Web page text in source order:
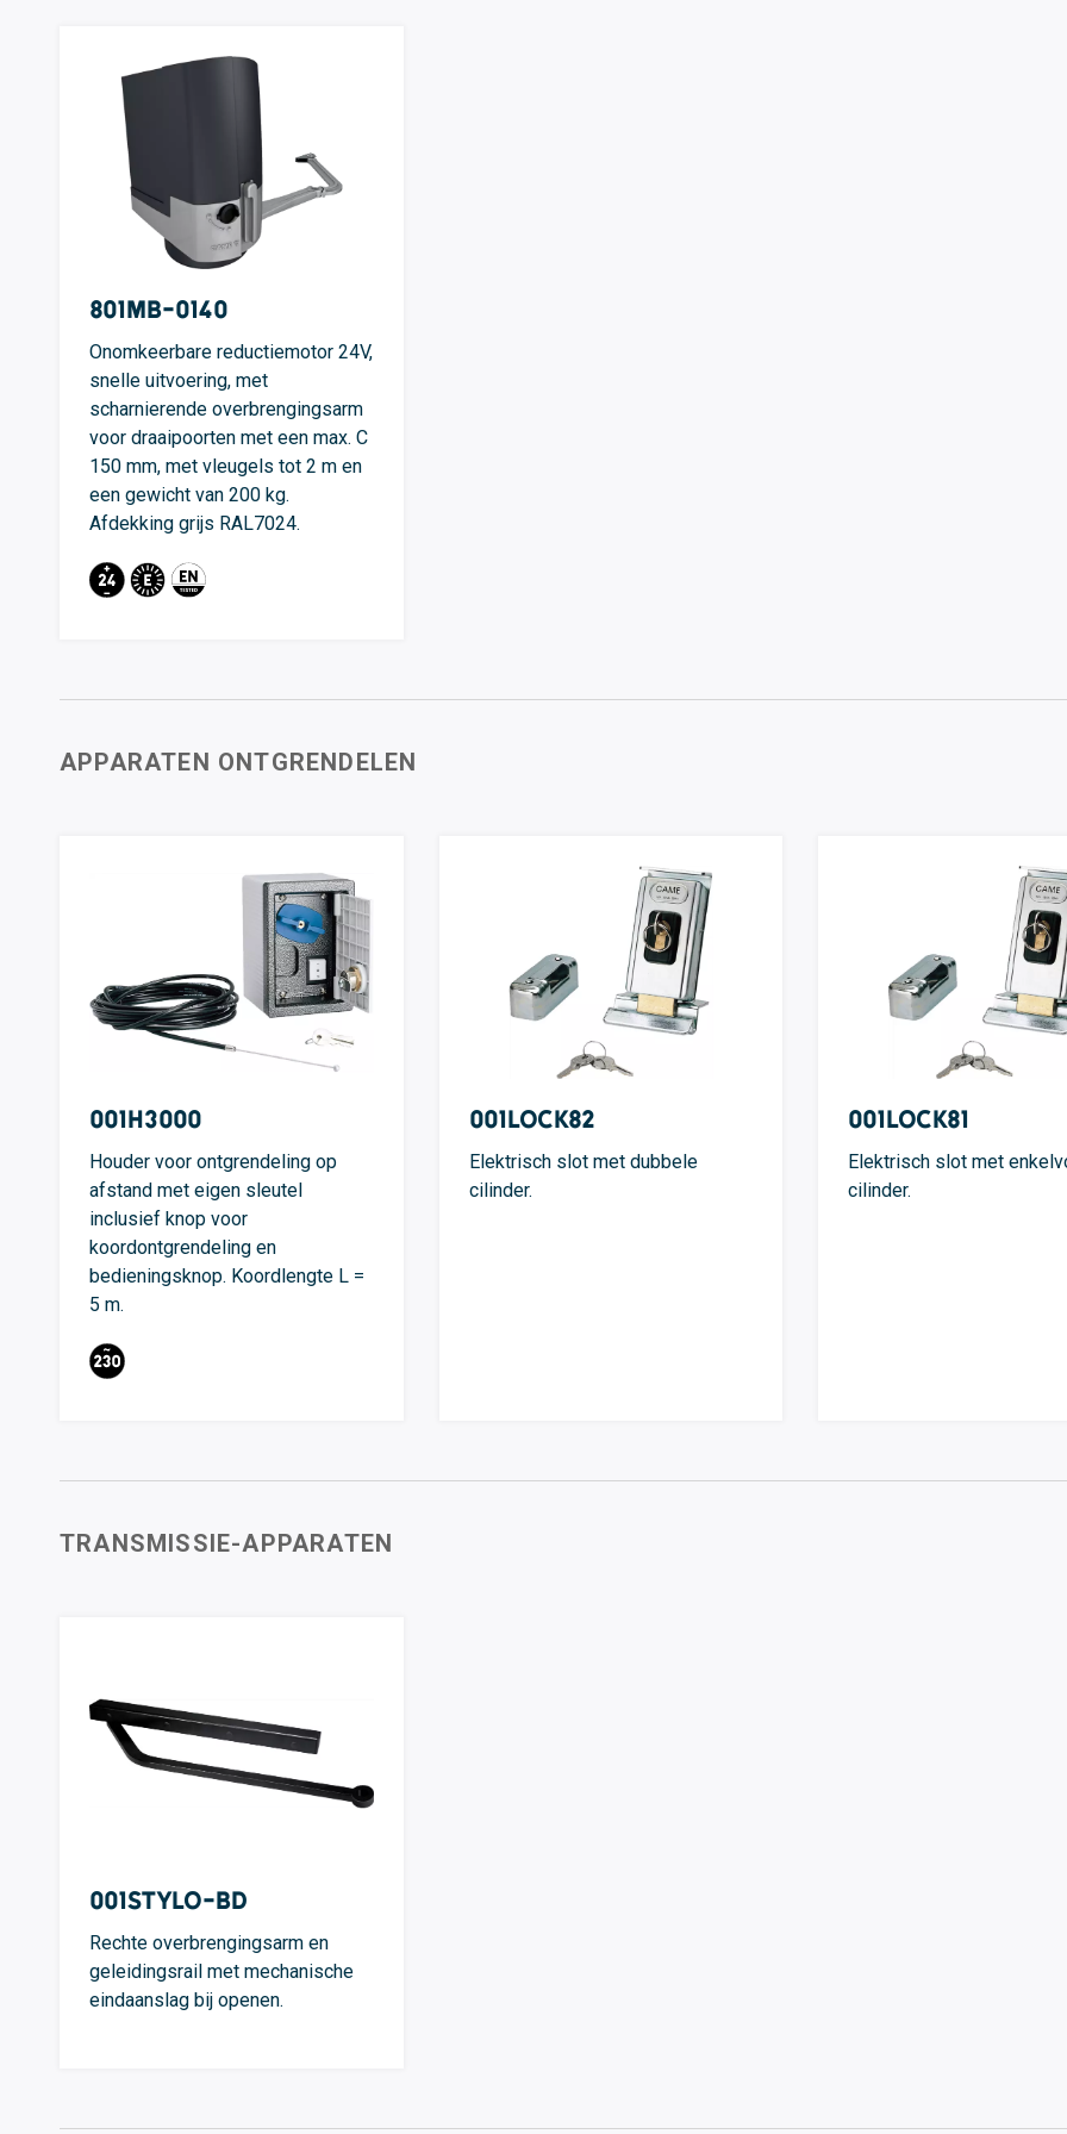
801MB-0140
Onomkeerbare reductiemotor 24V,
snelle uitvoering, met
scharnierende overbrengingsarm
voor draaipoorten met een max. C
150 mm, met vleugels tot 2 m en
een gewicht van 200 kg.
Afdekking grijs RAL7024.
APPARATEN ONTGRENDELEN
001H3000
Houder voor ontgrendeling op
afstand met eigen sleutel
inclusief knop voor
koordontgrendeling en
bedieningsknop. Koordlengte L =
5 m.
001LOCK82
Elektrisch slot met dubbele
cilinder.
001LOCK81
Elektrisch slot met
cilinder.
TRANSMISSIE-APPARATEN
001STYLO-BD
Rechte overbrengingsarm en
geleidingsrail met mechanische
eindaanslag bij openen.